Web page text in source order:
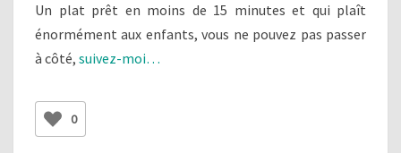
Un plat prêt en moins de 15 minutes et qui plaît
énormément aux enfants, vous ne pouvez pas passer
à côté, suivez-moi…
0